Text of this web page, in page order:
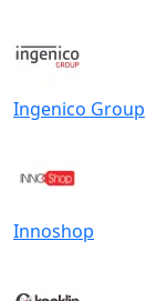
Ingenico Group
Innoshop